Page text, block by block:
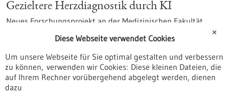
Gezieltere Herzdiagnostik durch KI
Neues Forschungsprojekt an der Medizinischen Fakultät
basierte Analysen von Herz-CTs Therapieentscheidungen und
Versorgungskosten beeinflussen.
https://www.gesundheitsindustrie-
bw.de/fachbeitrag/pm/gezieltere-herzdiagnostik-durch-ki
✕
Diese Webseite verwendet Cookies
Um unsere Webseite für Sie optimal gestalten und verbessern
zu können, verwenden wir Cookies: Diese kleinen Dateien, die
auf Ihrem Rechner vorübergehend abgelegt werden, dienen
dazu